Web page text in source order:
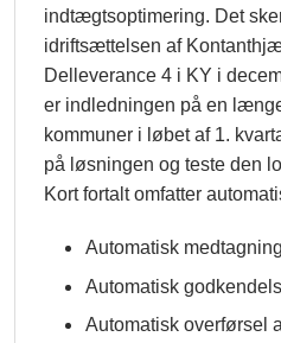
indtægtsoptimering. Det
idriftsættelsen af
Delleverance 4 i KY i
er indledningen på en
kommuner i løbet af 1.
på løsningen og teste den
Kort fortalt omfatter
Automatisk
Automatisk
Automatisk overførsel